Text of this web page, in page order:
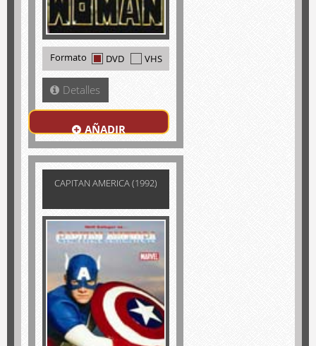
Formato DVD VHS
Detalles
AÑADIR
CAPITAN AMERICA (1992)